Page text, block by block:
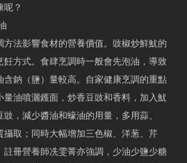
呢？
法影響食材的營養價值。豉椒炒鮮魷的
飪方式。食肆烹調時一般會先泡油，導致
含鈉（鹽）量較高。自家健康烹調的重點
量油噴灑鑊面，炒香豆豉和香料，加入魷
，減少醬油和蠔油的用量，多用蒜、
攝取；同時大幅增加三色椒、洋葱、芹
註冊營養師冼雯菁亦強調，少油少鹽少糖